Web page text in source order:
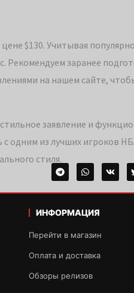
$130. Учитывая
Рекомендуем заранее
на нашем сайте,
заявление и
с одним из лучших игроков
стиля.
ИНФОРМАЦИЯ
Перейти в магазин
Оплата и доставка
Обзоры релизов